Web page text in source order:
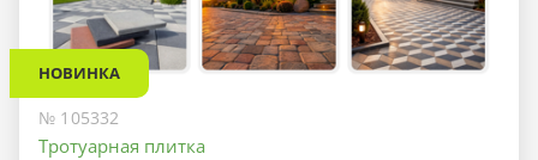
НОВИНКА
№ 105332
Тротуарная плитка